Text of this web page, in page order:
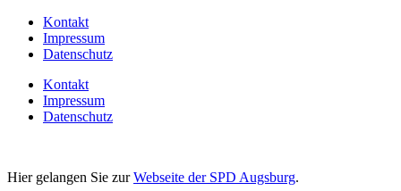
Kontakt
Impressum
Datenschutz
Kontakt
Impressum
Datenschutz
Hier gelangen Sie zurWebseite der SPD Augsburg.